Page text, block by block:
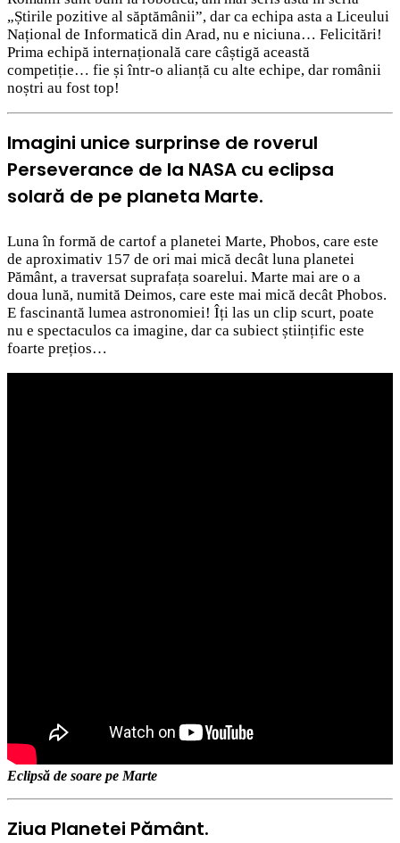
„Știrile pozitive al săptămânii”, dar ca echipa asta a Liceului
Național de Informatică din Arad, nu e niciuna… Felicitări!
Prima echipă internațională care câștigă această
competiție… fie și într-o alianță cu alte echipe, dar românii
noștri au fost top!
Imagini unice surprinse de roverul
Perseverance de la NASA cu eclipsa
solară de pe planeta Marte.
Luna în formă de cartof a planetei Marte, Phobos, care este
de aproximativ 157 de ori mai mică decât luna planetei
Pământ, a traversat suprafața soarelui. Marte mai are o a
doua lună, numită Deimos, care este mai mică decât Phobos.
E fascinantă lumea astronomiei! Îți las un clip scurt, poate
nu e spectaculos ca imagine, dar ca subiect științific este
foarte prețios…
Eclipsă de soare pe Marte
Ziua Planetei Pământ.